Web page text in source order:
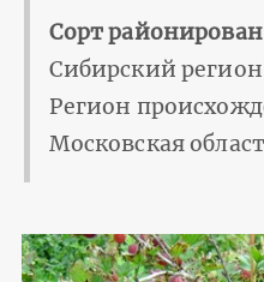
Сорт районирован
Сибирский
Регион
Московская